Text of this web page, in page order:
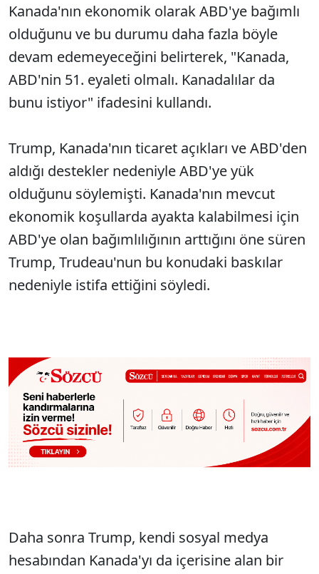
Kanada'nın ekonomik olarak ABD'ye bağımlı
olduğunu ve bu durumu daha fazla böyle
devam edemeyeceğini belirterek, "Kanada,
ABD'nin 51. eyaleti olmalı. Kanadalılar da
bunu istiyor" ifadesini kullandı.
Trump, Kanada'nın ticaret açıkları ve ABD'den
aldığı destekler nedeniyle ABD'ye yük
olduğunu söylemişti. Kanada'nın mevcut
ekonomik koşullarda ayakta kalabilmesi için
ABD'ye olan bağımlılığının arttığını öne süren
Trump, Trudeau'nun bu konudaki baskılar
nedeniyle istifa ettiğini söyledi.
Daha sonra Trump, kendi sosyal medya
hesabından Kanada'yı da içerisine alan bir